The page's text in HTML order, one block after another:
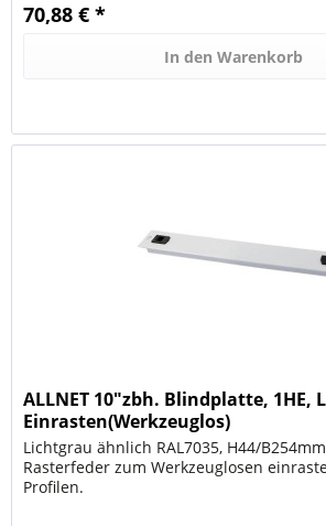
70,88 € *
In den Warenkorb
ALLNET 10"zbh. Blindplatte, 1HE,
Einrasten(Werkzeuglos)
Lichtgrau ähnlich RAL7035, H44/
Rasterfeder zum Werkzeuglosen
Profilen.